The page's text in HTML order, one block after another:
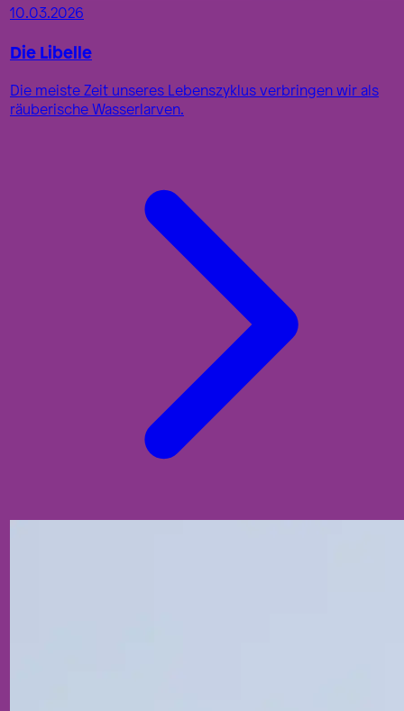
10.03.2026
Die Libelle
Die meiste Zeit unseres Lebenszyklus verbringen wir als
räuberische Wasserlarven.